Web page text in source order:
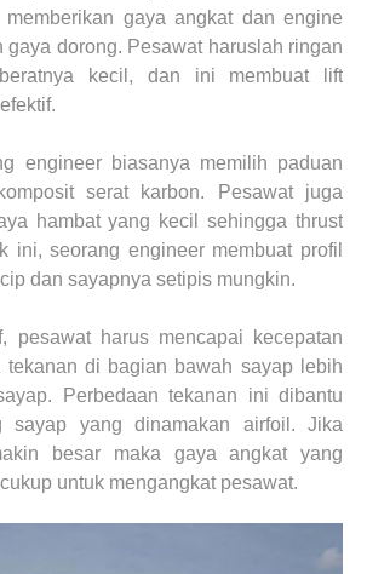
gaya angkat dan engine
gaya dorong. Pesawat haruslah ringan
kecil, dan ini membuat lift
engineer biasanya memilih paduan
serat karbon. Pesawat juga
hambat yang kecil sehingga thrust
ini, seorang engineer membuat profil
dan sayapnya setipis mungkin.
pesawat harus mencapai kecepatan
tekanan di bagian bawah sayap lebih
Perbedaan tekanan ini dibantu
sayap yang dinamakan airfoil. Jika
besar maka gaya angkat yang
untuk mengangkat pesawat.